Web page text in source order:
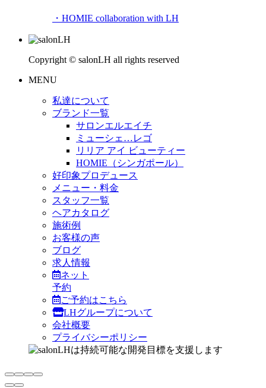
・HOMIE collaboration with LH
Copyright © salonLH all rights reserved
MENU
私達について
ブランド一覧
サロンエルエイチ
ミューシェ…レゴ
リリア アイ ビューティー
HOMIE（シンガポール）
好印象プロデュース
メニュー・料金
スタッフ一覧
ヘアカタログ
施術例
お客様の声
ブログ
求人情報
ネット
予約
ご予約はこちら
LHグループについて
会社概要
プライバシーポリシー